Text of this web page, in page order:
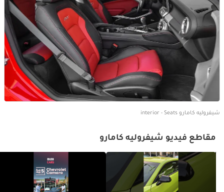
شيفروليه كامارو interior - Seats
مقاطع فيديو شيفروليه كامارو